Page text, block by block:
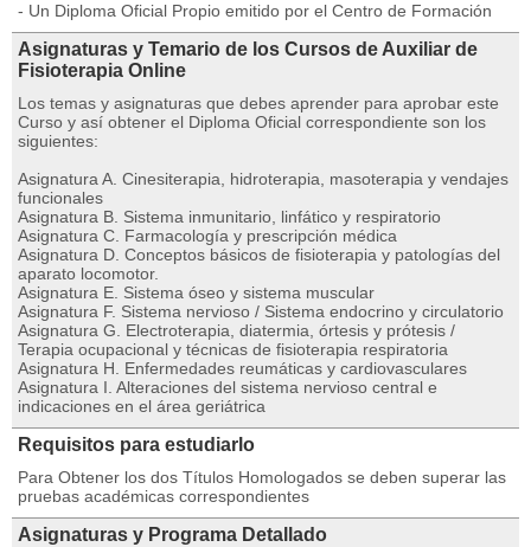
- Un Diploma Oficial Propio emitido por el Centro de Formación
Asignaturas y Temario de los Cursos de Auxiliar de
Fisioterapia Online
Los temas y asignaturas que debes aprender para aprobar este
Curso y así obtener el Diploma Oficial correspondiente son los
siguientes:
Asignatura A. Cinesiterapia, hidroterapia, masoterapia y vendajes
funcionales
Asignatura B. Sistema inmunitario, linfático y respiratorio
Asignatura C. Farmacología y prescripción médica
Asignatura D. Conceptos básicos de fisioterapia y patologías del
aparato locomotor.
Asignatura E. Sistema óseo y sistema muscular
Asignatura F. Sistema nervioso / Sistema endocrino y circulatorio
Asignatura G. Electroterapia, diatermia, órtesis y prótesis /
Terapia ocupacional y técnicas de fisioterapia respiratoria
Asignatura H. Enfermedades reumáticas y cardiovasculares
Asignatura I. Alteraciones del sistema nervioso central e
indicaciones en el área geriátrica
Requisitos para estudiarlo
Para Obtener los dos Títulos Homologados se deben superar las
pruebas académicas correspondientes
Asignaturas y Programa Detallado